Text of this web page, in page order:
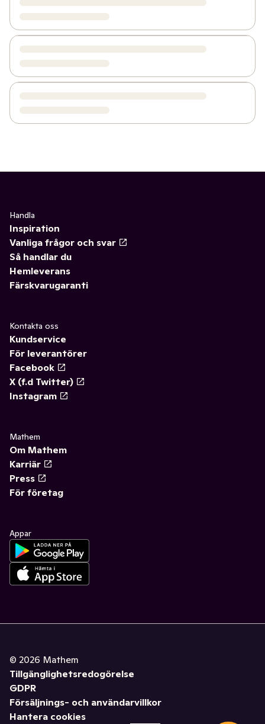
Handla
Inspiration
Vanliga frågor och svar
Så handlar du
Hemleverans
Färskvarugaranti
Kontakta oss
Kundservice
För leverantörer
Facebook
X (f.d Twitter)
Instagram
Mathem
Om Mathem
Karriär
Press
För företag
Appar
© 2026 Mathem
Tillgänglighetsredogörelse
GDPR
Försäljnings- och användarvillkor
Hantera cookies